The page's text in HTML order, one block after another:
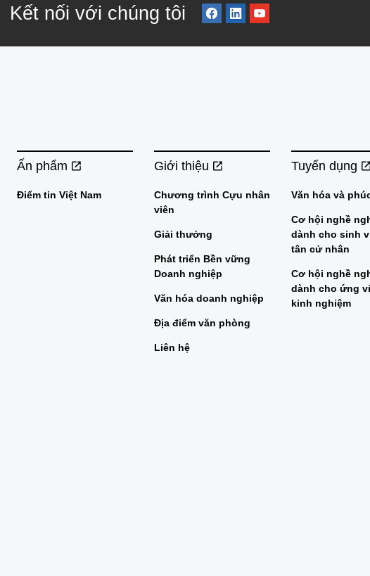
Kết nối với chúng tôi
Ấn phẩm
Điểm tin Việt Nam
Giới thiệu
Chương trình Cựu nhân
viên
Giải thưởng
Phát triển Bền vững
Doanh nghiệp
Văn hóa doanh nghiệp
Địa điểm văn phòng
Liên hệ
Tuyển dụng
Văn hóa và
Cơ hội nghề
dành cho sinh
tân cử nhân
Cơ hội nghề
dành cho ứng
kinh nghiệm